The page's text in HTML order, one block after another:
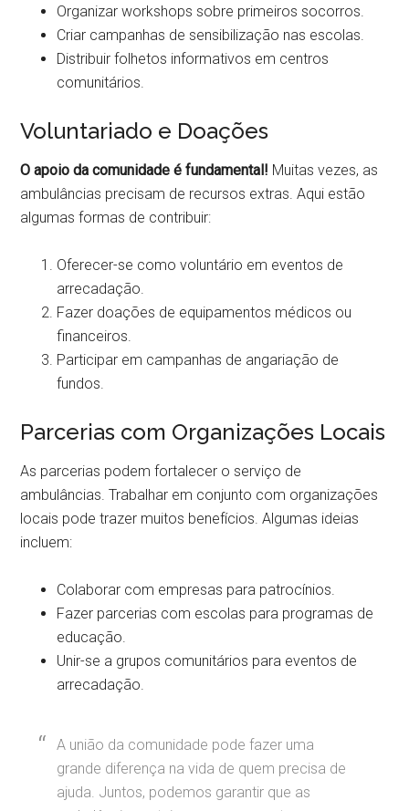
Organizar workshops sobre primeiros socorros.
Criar campanhas de sensibilização nas escolas.
Distribuir folhetos informativos em centros
comunitários.
Voluntariado e Doações
O apoio da comunidade é fundamental! Muitas vezes, as
ambulâncias precisam de recursos extras. Aqui estão
algumas formas de contribuir:
Oferecer-se como voluntário em eventos de
arrecadação.
Fazer doações de equipamentos médicos ou
financeiros.
Participar em campanhas de angariação de
fundos.
Parcerias com Organizações Locais
As parcerias podem fortalecer o serviço de
ambulâncias. Trabalhar em conjunto com organizações
locais pode trazer muitos benefícios. Algumas ideias
incluem:
Colaborar com empresas para patrocínios.
Fazer parcerias com escolas para programas de
educação.
Unir-se a grupos comunitários para eventos de
arrecadação.
A união da comunidade pode fazer uma
grande diferença na vida de quem precisa de
ajuda. Juntos, podemos garantir que as